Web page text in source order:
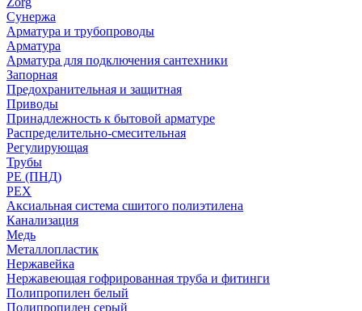
Сунержа
Арматура и трубопроводы
Арматура
Арматура для подключения сантехники
Запорная
Предохранительная и защитная
Приводы
Принадлежность к бытовой арматуре
Распределительно-смесительная
Регулирующая
Трубы
PE (ПНД)
PEX
Аксиальная система сшитого полиэтилена
Канализация
Медь
Металлопластик
Нержавейка
Нержавеющая гофрированная труба и фитинги
Полипропилен белый
Полипропилен серый